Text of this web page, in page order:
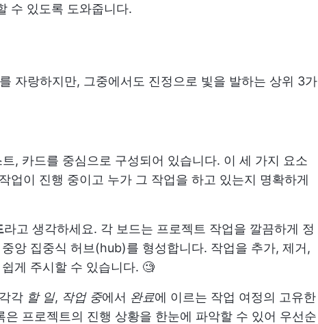
수 있도록 도와줍니다.
자랑하지만, 그중에서도 진정으로 빛을 발하는 상위 3가
, 카드를 중심으로 구성되어 있습니다. 이 세 가지 요소
업이 진행 중이고 누가 그 작업을 하고 있는지 명확하게
라고 생각하세요. 각 보드는 프로젝트 작업을 깔끔하게 정
앙 집중식 허브(hub)를 형성합니다. 작업을 추가, 제거,
게 주시할 수 있습니다. 🧐
각 할 일, 작업 중에서 완료에 이르는 작업 여정의 고유한
프로젝트의 진행 상황을 한눈에 파악할 수 있어 우선순